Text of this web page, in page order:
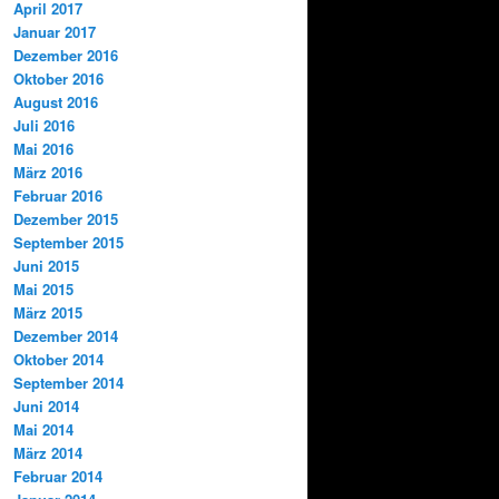
April 2017
Januar 2017
Dezember 2016
Oktober 2016
August 2016
Juli 2016
Mai 2016
März 2016
Februar 2016
Dezember 2015
September 2015
Juni 2015
Mai 2015
März 2015
Dezember 2014
Oktober 2014
September 2014
Juni 2014
Mai 2014
März 2014
Februar 2014